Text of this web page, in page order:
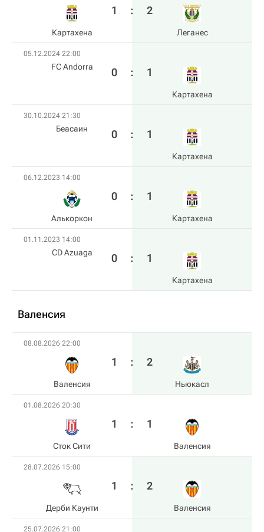
Картахена
1 : 2
Леганес
05.12.2024 22:00
FC Andorra 0 : 1
Картахена
30.10.2024 21:30
Беасаин 0 : 1
Картахена
06.12.2023 14:00
Алькоркон
0 : 1
Картахена
01.11.2023 14:00
CD Azuaga 0 : 1
Картахена
Валенсия
08.08.2026 22:00
Валенсия
1 : 2
Ньюкасл
01.08.2026 20:30
Сток Сити
1 : 1
Валенсия
28.07.2026 15:00
Дерби Каунти
1 : 2
Валенсия
25.07.2026 21:00